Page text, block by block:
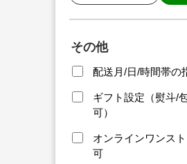
その他
配送月/日/時間帯の
ギフト設定（熨斗/
可）
オンラインワンス
可